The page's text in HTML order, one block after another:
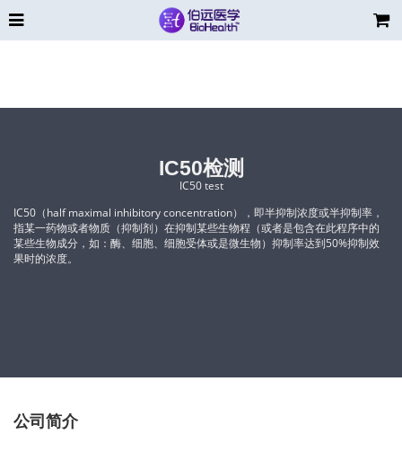
IC50检测
IC50 test
IC50（half maximal inhibitory concentration），即半抑制浓度或半抑制率，
指某一药物或者物质（抑制剂）在抑制某些生物程（或者是包含在此程序中的
某些生物成分，如：酶、细胞、细胞受体或是微生物）抑制率达到50%抑制效
果时的浓度。
公司简介